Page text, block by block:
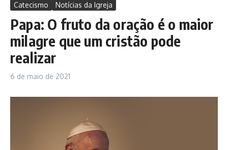
Catecismo Notícias da Igreja
Papa: O fruto da oração é o maior
milagre que um cristão pode
realizar
6 de maio de 2021